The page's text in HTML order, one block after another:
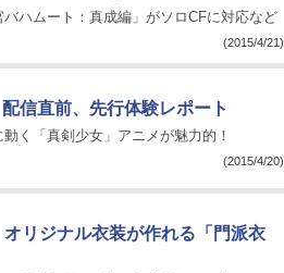
ハムート：真成編」がソロCFに対応など
(2015/4/21)
信直前、先行体験レポート
く「真剣少女」アニメが魅力的！
(2015/4/20)
オリジナル衣装が作れる「門派衣